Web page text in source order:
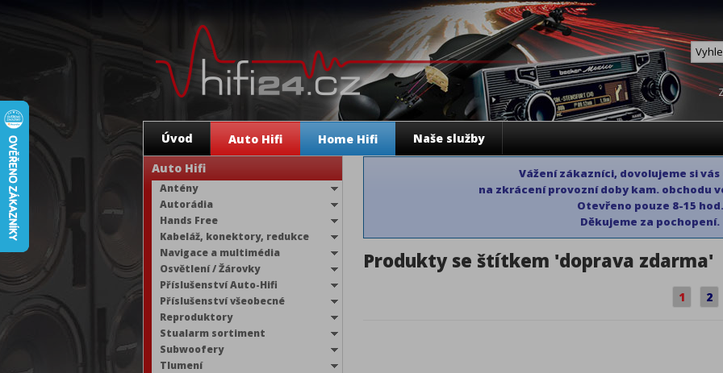
Úvod Auto Hifi Home Hifi Naše služby
Auto Hifi
Antény
Autorádia
Hands Free
Kabeláž, konektory, redukce
Navigace a multimédia
Osvětlení / Žárovky
Příslušenství Auto-Hifi
Příslušenství všeobecné
Reproduktory
Stualarm sortiment
Subwoofery
Tlumení
Vážení zákazníci, dovolujeme si
na zkrácení provozní doby kam. obchodu
Otevřeno pouze 8-15 hod.
Děkujeme za pochopení.
Produkty se štítkem 'doprava zdarma'
1 2